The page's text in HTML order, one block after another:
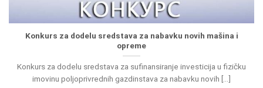
Konkurs za dodelu sredstava za nabavku novih mašina i
opreme
Konkurs za dodelu sredstava za sufinansiranje investicija u fizičku
imovinu poljoprivrednih gazdinstava za nabavku novih [...]